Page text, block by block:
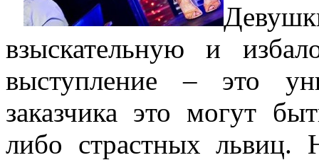
взыскательную и
выступление – это
заказчика это могут
либо страстных львиц.